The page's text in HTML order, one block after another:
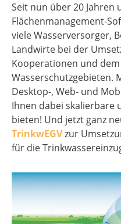
Seit nun über 20
Flächenmanagement-
viele Wasserversorger,
Landwirte bei der
Kooperationen und
Wasserschutzgebieten.
Desktop-, Web- und
Ihnen dabei skalierbare
bieten! Und jetzt ganz
TrinkwEGVzur
für die